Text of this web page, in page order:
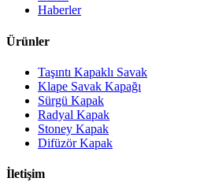
Haberler
Ürünler
Taşıntı Kapaklı Savak
Klape Savak Kapağı
Sürgü Kapak
Radyal Kapak
Stoney Kapak
Difüzör Kapak
İletişim